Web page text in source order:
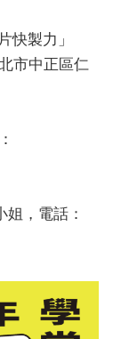
快製力」
市中正區仁
，電話：